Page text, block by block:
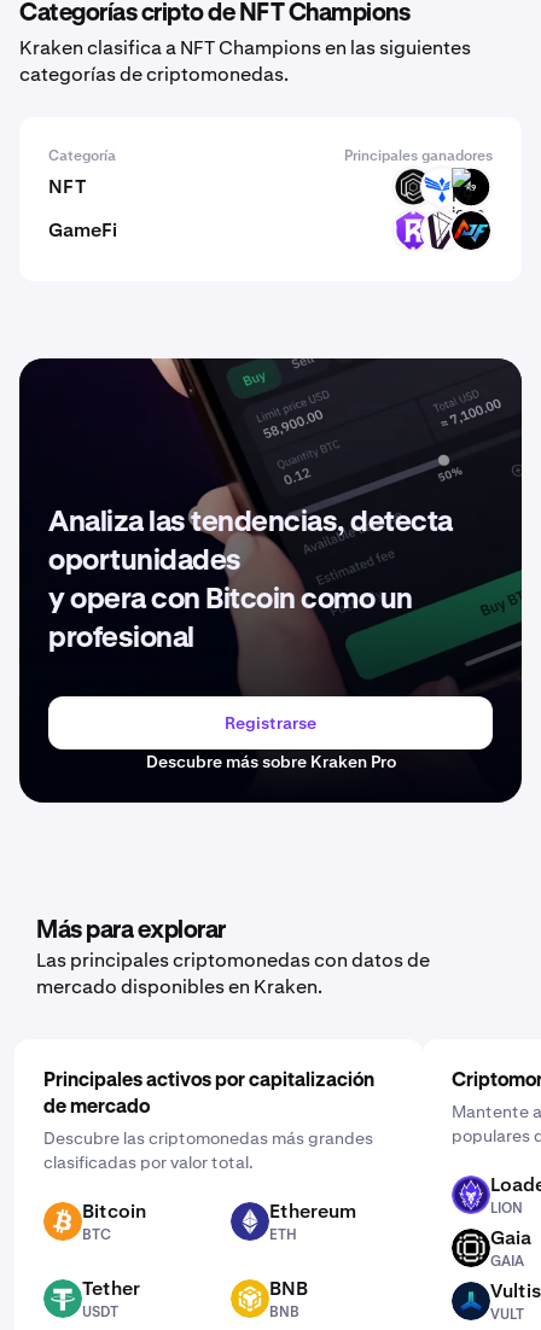
Categorías cripto de NFT Champions
Kraken clasifica a NFT Champions en las siguientes
categorías de criptomonedas.
Categoría Principales ganadores
NFT OPUL PHB K9
GameFi RST DVI ACP
Analiza las tendencias, detecta
oportunidades
y opera con Bitcoin como un
profesional
Registrarse
Descubre más sobre Kraken Pro
Más para explorar
Las principales criptomonedas con datos de
mercado disponibles en Kraken.
Principales activos por capitalización
de mercado
Descubre las criptomonedas más grandes
clasificadas por valor total.
BTC Bitcoin
BTC
ETH Ethereum
ETH
USDT Tether
USDT
BNB BNB
BNB
Mantente
populares
LION
LION
Gaia
GAIA
VULT
VULT